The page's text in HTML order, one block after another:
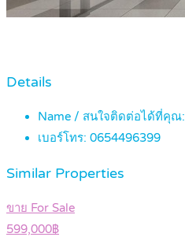
Details
Name / สนใจติดต่อได้ที่คุณ:
เบอร์โทร: 0654496399
Similar Properties
ขาย For Sale
599,000฿